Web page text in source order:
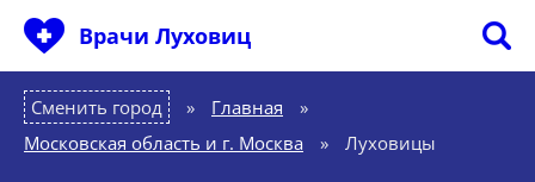
Врачи Луховиц
Сменить город Главная
»
Московская область и г. Москва
» Луховицы